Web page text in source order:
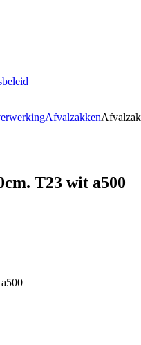
AfvalzakkenAfvalzak
T23 wit a500